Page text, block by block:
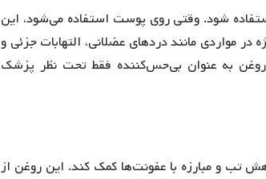
شود. وقتی روی پوست استفاده می‌شود، این
مواردی مانند دردهای عضلانی، التهابات جزئی و
به عنوان بی‌حس‌کننده فقط تحت نظر پزشک
تب و مبارزه با عفونت‌ها کمک کند. این روغن از